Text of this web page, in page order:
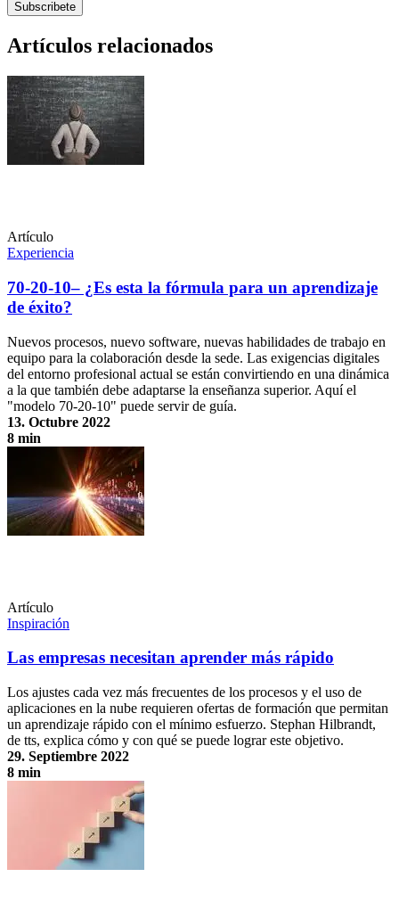
Artículos relacionados
Artículo
Experiencia
70-20-10– ¿Es esta la fórmula para un aprendizaje
de éxito?
Nuevos procesos, nuevo software, nuevas habilidades de trabajo en
equipo para la colaboración desde la sede. Las exigencias digitales
del entorno profesional actual se están convirtiendo en una dinámica
a la que también debe adaptarse la enseñanza superior. Aquí el
"modelo 70-20-10" puede servir de guía.
13. Octubre 2022
8 min
70-20-10– ¿Es esta la fórmula para un aprendizaje de éxito?
Artículo
Inspiración
Las empresas necesitan aprender más rápido
Los ajustes cada vez más frecuentes de los procesos y el uso de
aplicaciones en la nube requieren ofertas de formación que permitan
un aprendizaje rápido con el mínimo esfuerzo. Stephan Hilbrandt,
de tts, explica cómo y con qué se puede lograr este objetivo.
29. Septiembre 2022
8 min
Las empresas necesitan aprender más rápido